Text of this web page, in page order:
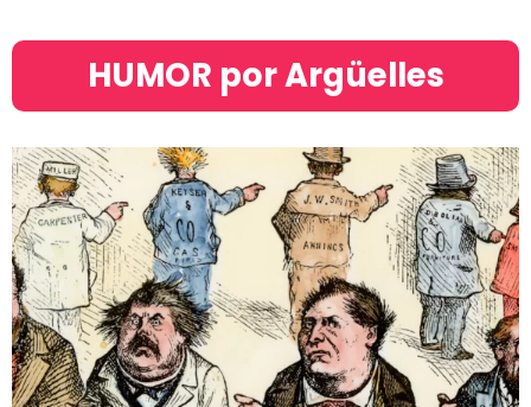
HUMOR por Argüelles​